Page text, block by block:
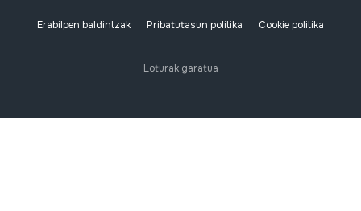
Erabilpen baldintzak Pribatutasun politika Cookie politika
Loturak garatua